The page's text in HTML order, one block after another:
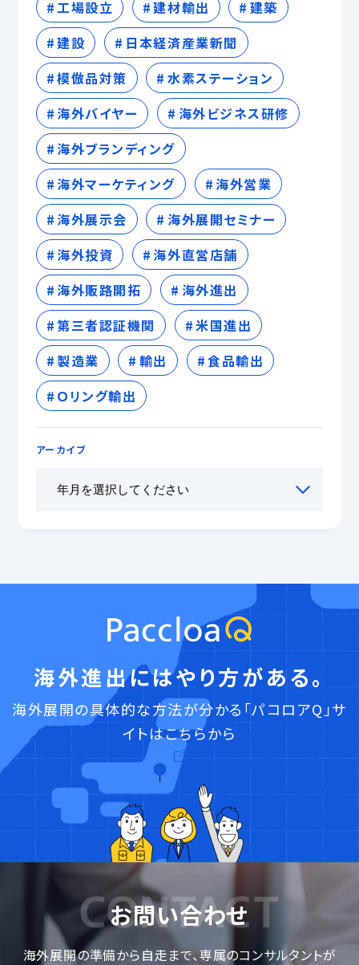
工場設立
建材輸出
建築
建設
日本経済産業新聞
模倣品対策
水素ステーション
海外バイヤー
海外ビジネス研修
海外ブランディング
海外マーケティング
海外営業
海外展示会
海外展開セミナー
海外投資
海外直営店舗
海外販路開拓
海外進出
第三者認証機関
米国進出
製造業
輸出
食品輸出
Ｏリング輸出
アーカイブ
海外進出にはやり方がある。
海外展開の具体的な方法が分かる「パコロアQ」サ
イトはこちらから
お問い合わせ
海外展開の準備から自走まで、専属のコンサルタントが